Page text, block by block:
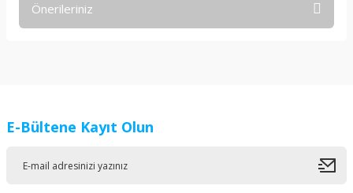
Önerileriniz
Ürün resmi kalitesiz, bozuk veya görüntülenemiyor.
E-Bültene Kayıt Olun